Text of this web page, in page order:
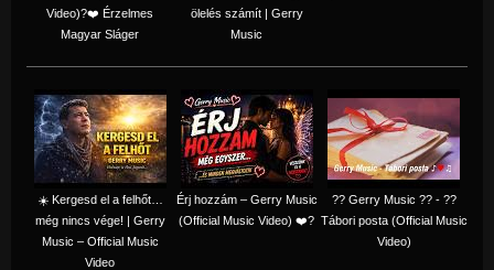
Video)?❤️ Érzelmes
Magyar Sláger
ölelés számít | Gerry
Music
☀️ Kergesd el a felhőt…
még nincs vége! | Gerry
Music – Official Music
Video
Érj hozzám – Gerry Music
(Official Music Video) ❤️?
?? Gerry Music ?? - ??
Tábori posta (Official Music
Video)